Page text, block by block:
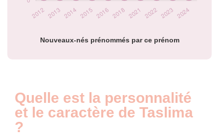
Nouveaux-nés prénommés par ce prénom
Quelle est la personnalité
et le caractère de Taslima
?